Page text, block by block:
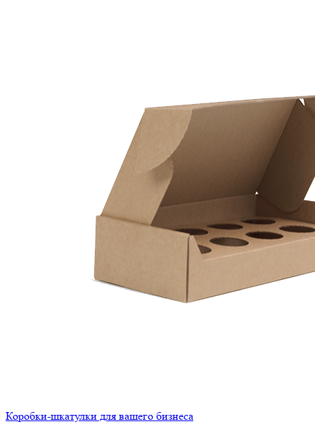
Коробки-шкатулки для вашего бизнеса